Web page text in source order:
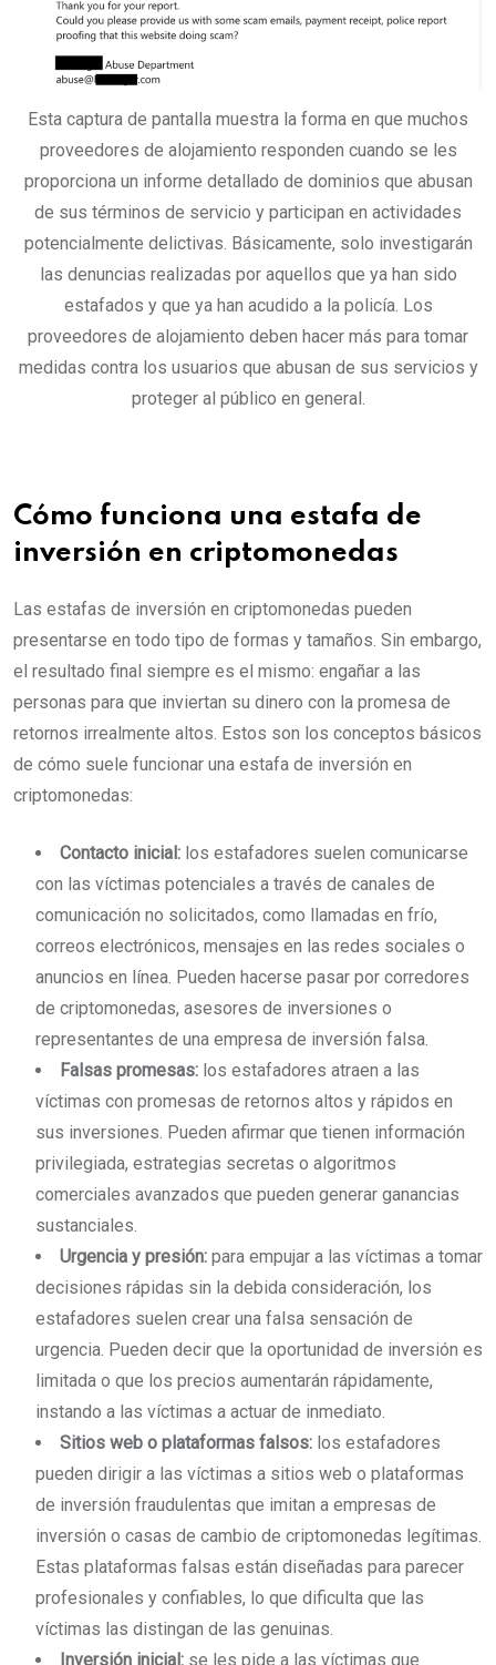
Esta captura de pantalla muestra la forma en que muchos
proveedores de alojamiento responden cuando se les
proporciona un informe detallado de dominios que abusan
de sus términos de servicio y participan en actividades
potencialmente delictivas. Básicamente, solo investigarán
las denuncias realizadas por aquellos que ya han sido
estafados y que ya han acudido a la policía. Los
proveedores de alojamiento deben hacer más para tomar
medidas contra los usuarios que abusan de sus servicios y
proteger al público en general.
Cómo funciona una estafa de
inversión en criptomonedas
Las estafas de inversión en criptomonedas pueden
presentarse en todo tipo de formas y tamaños. Sin embargo,
el resultado final siempre es el mismo: engañar a las
personas para que inviertan su dinero con la promesa de
retornos irrealmente altos. Estos son los conceptos básicos
de cómo suele funcionar una estafa de inversión en
criptomonedas:
Contacto inicial: los estafadores suelen comunicarse
con las víctimas potenciales a través de canales de
comunicación no solicitados, como llamadas en frío,
correos electrónicos, mensajes en las redes sociales o
anuncios en línea. Pueden hacerse pasar por corredores
de criptomonedas, asesores de inversiones o
representantes de una empresa de inversión falsa.
Falsas promesas: los estafadores atraen a las
víctimas con promesas de retornos altos y rápidos en
sus inversiones. Pueden afirmar que tienen información
privilegiada, estrategias secretas o algoritmos
comerciales avanzados que pueden generar ganancias
sustanciales.
Urgencia y presión: para empujar a las víctimas a tomar
decisiones rápidas sin la debida consideración, los
estafadores suelen crear una falsa sensación de
urgencia. Pueden decir que la oportunidad de inversión es
limitada o que los precios aumentarán rápidamente,
instando a las víctimas a actuar de inmediato.
Sitios web o plataformas falsos: los estafadores
pueden dirigir a las víctimas a sitios web o plataformas
de inversión fraudulentas que imitan a empresas de
inversión o casas de cambio de criptomonedas legítimas.
Estas plataformas falsas están diseñadas para parecer
profesionales y confiables, lo que dificulta que las
víctimas las distingan de las genuinas.
Inversión inicial: se les pide a las víctimas que